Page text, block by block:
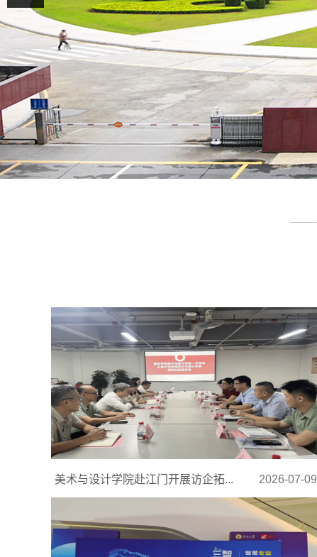
美术与设计学院赴江门开展访企拓... 2026-07-09